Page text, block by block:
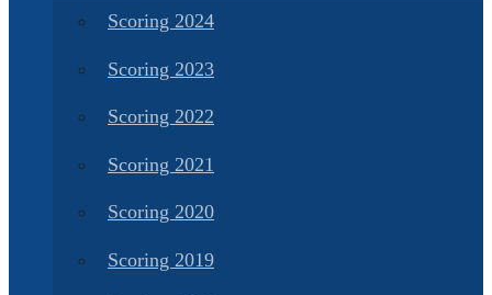
Scoring 2024
Scoring 2023
Scoring 2022
Scoring 2021
Scoring 2020
Scoring 2019